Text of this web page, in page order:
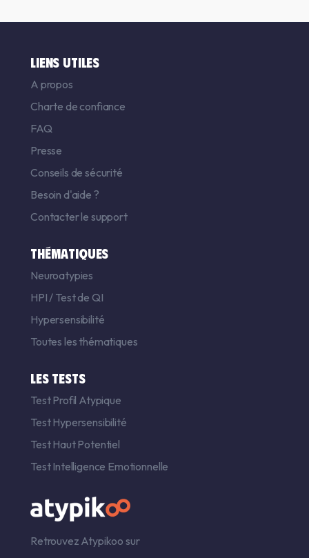
LIENS UTILES
A propos
Charte de confiance
FAQ
Presse
Conseils de sécurité
Besoin d'aide ?
Contacter le support
THÉMATIQUES
Neuroatypies
HPI / Test de QI
Hypersensibilité
Toutes les thématiques
LES TESTS
Test Profil Atypique
Test Hypersensibilité
Test Haut Potentiel
Test Intelligence Emotionnelle
Retrouvez Atypikoo sur